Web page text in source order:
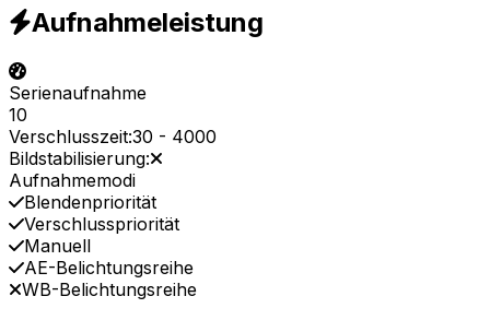
Aufnahmeleistung
Serienaufnahme
10
Verschlusszeit:30 - 4000
Bildstabilisierung:
Aufnahmemodi
Blendenpriorität
Verschlusspriorität
Manuell
AE-Belichtungsreihe
WB-Belichtungsreihe